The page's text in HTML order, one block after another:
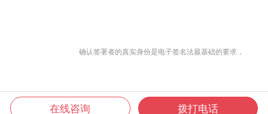
确认签署者的真实身份是电子签名法最基础的要求，
在线咨询 拨打电话